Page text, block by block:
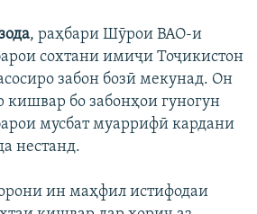
, раҳбари Шӯрои ВАО-и
сохтани имиҷи Тоҷикистон
забон бозӣ мекунад. Он
бо забонҳои гуногун
мусбат муаррифӣ кардани
нестанд.
ин маҳфил истифодаи